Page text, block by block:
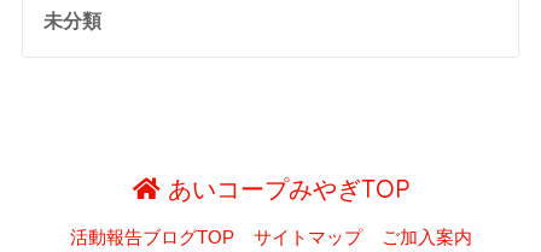
未分類
あいコープみやぎTOP
活動報告ブログTOP サイトマップ ご加入案内